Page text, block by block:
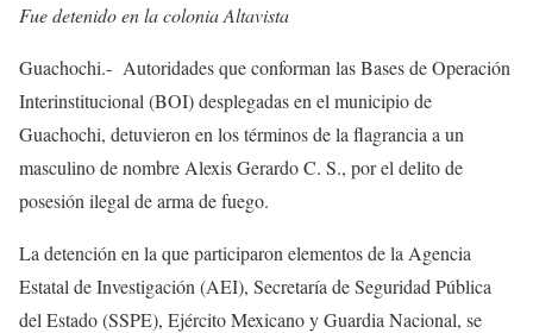
Fue detenido en la colonia Altavista
Guachochi.- Autoridades que conforman las Bases de Operación
Interinstitucional (BOI) desplegadas en el municipio de
Guachochi, detuvieron en los términos de la flagrancia a un
masculino de nombre Alexis Gerardo C. S., por el delito de
posesión ilegal de arma de fuego.
La detención en la que participaron elementos de la Agencia
Estatal de Investigación (AEI), Secretaría de Seguridad Pública
del Estado (SSPE), Ejército Mexicano y Guardia Nacional, se